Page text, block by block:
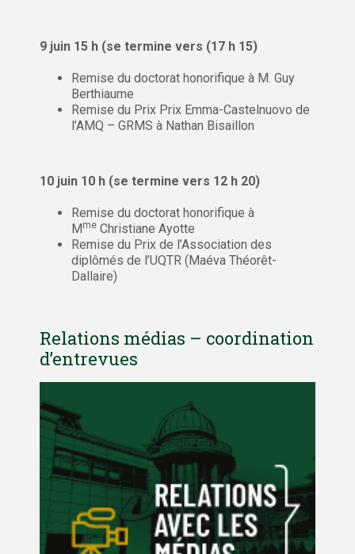
9 juin 15 h (se termine vers (17 h 15)
Remise du doctorat honorifique à M. Guy
Berthiaume
Remise du Prix Prix Emma-Castelnuovo de
l’AMQ – GRMS à Nathan Bisaillon
10 juin 10 h (se termine vers 12 h 20)
Remise du doctorat honorifique à
M me Christiane Ayotte
Remise du Prix de l’Association des
diplômés de l’UQTR (Maéva Théorêt-
Dallaire)
Relations médias – coordination
d’entrevues